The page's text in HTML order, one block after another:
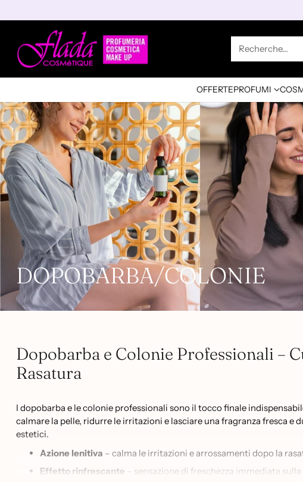
Recherche…
OFFERTEPROFUMI
DOPOBARBA/COLONIE
Dopobarba e Colonie Professionali –
Rasatura
I dopobarba e le colonie professionali sono il tocco finale
calmare la pelle, ridurre le irritazioni e lasciare una fragranza fresca e
estetici.
Azione lenitiva – calma le irritazioni e arrossamenti dopo la
Effetto rinfrescante – sensazione di freschezza immediata